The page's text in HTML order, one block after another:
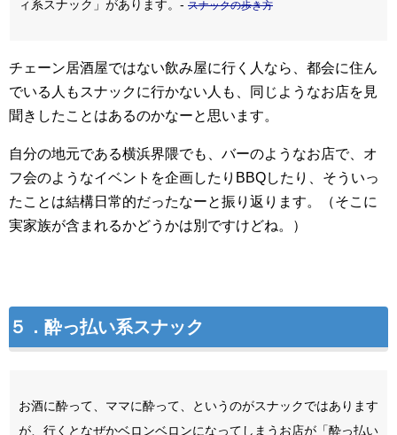
ィ系スナック」があります。- スナックの歩き方
チェーン居酒屋ではない飲み屋に行く人なら、都会に住ん
でいる人もスナックに行かない人も、同じようなお店を見
聞きしたことはあるのかなーと思います。
自分の地元である横浜界隈でも、バーのようなお店で、オ
フ会のようなイベントを企画したりBBQしたり、そういっ
たことは結構日常的だったなーと振り返ります。（そこに
実家族が含まれるかどうかは別ですけどね。）
５．酔っ払い系スナック
お酒に酔って、ママに酔って、というのがスナックではあります
が、行くとなぜかベロンベロンになってしまうお店が「酔っ払い